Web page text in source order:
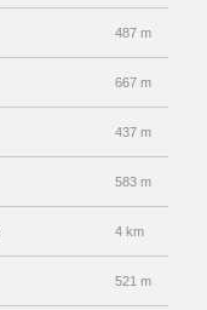
487 m
667 m
437 m
583 m
4 km
521 m